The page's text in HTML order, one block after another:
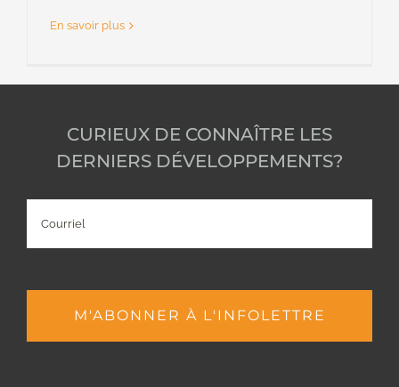
En savoir plus
CURIEUX DE CONNAÎTRE LES
DERNIERS DÉVELOPPEMENTS?